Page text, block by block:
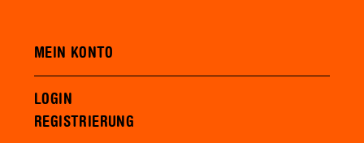
MEIN KONTO
LOGIN
REGISTRIERUNG